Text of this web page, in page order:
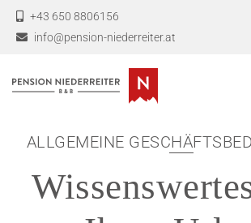
+43 650 8806156
info@pension-niederreiter.at
ALLGEMEINE